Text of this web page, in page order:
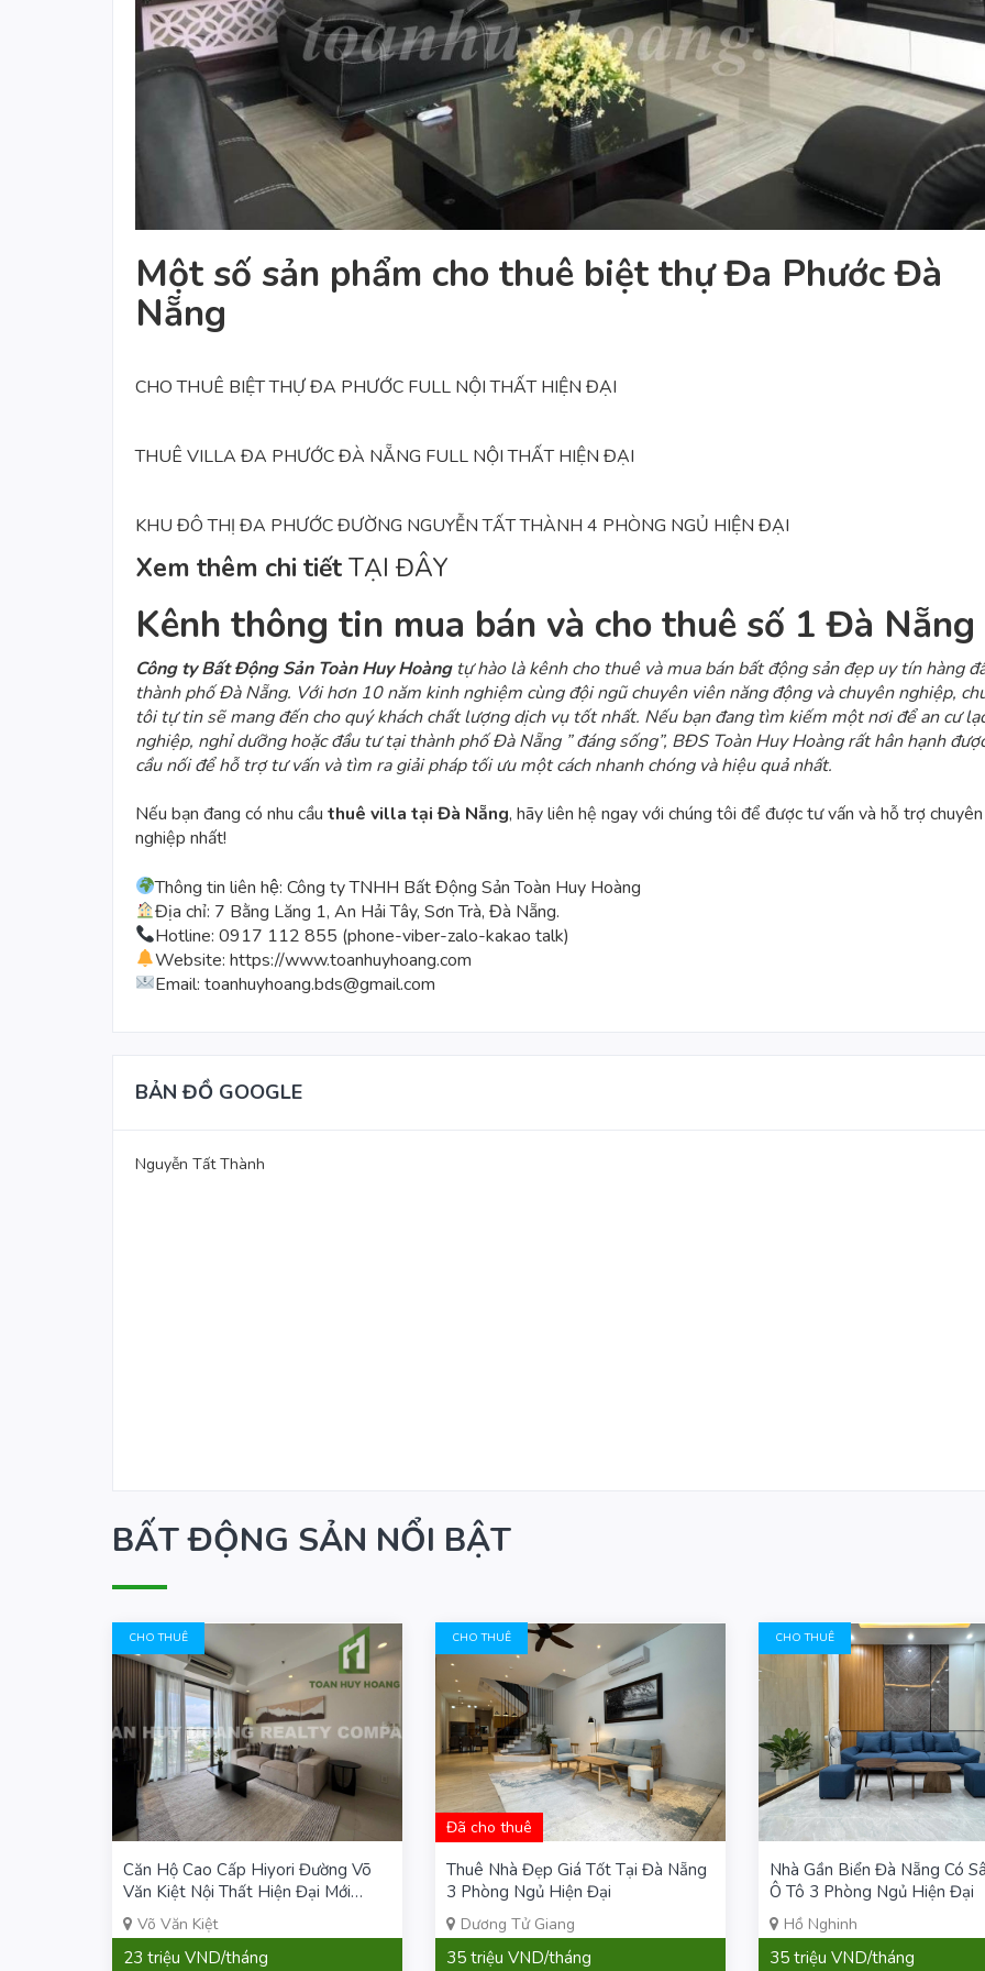
Một số sản phẩm cho thuê biệt thự Đa Phước Đà
Nẵng
CHO THUÊ BIỆT THỰ ĐA PHƯỚC FULL NỘI THẤT HIỆN ĐẠI
THUÊ VILLA ĐA PHƯỚC ĐÀ NẴNG FULL NỘI THẤT HIỆN ĐẠI
KHU ĐÔ THỊ ĐA PHƯỚC ĐƯỜNG NGUYỄN TẤT THÀNH 4 PHÒNG NGỦ HIỆN ĐẠI
Xem thêm chi tiếtTẠI ĐÂY
Kênh thông tin mua bán và cho thuê số 1 Đà Nẵng
Công ty Bất Động Sản Toàn Huy Hoàngtự hào là kênh cho thuê và mua bán bất động sản đẹp uy tín hàng
thành phố Đà Nẵng. Với hơn 10 năm kinh nghiệm cùng đội ngũ chuyên viên năng động và chuyên nghiệp,
tôi tự tin sẽ mang đến cho quý khách chất lượng dịch vụ tốt nhất. Nếu bạn đang tìm kiếm một nơi để an cư
nghiệp, nghỉ dưỡng hoặc đầu tư tại thành phố Đà Nẵng ” đáng sống”, BĐS Toàn Huy Hoàng rất hân hạnh
cầu nối để hỗ trợ tư vấn và tìm ra giải pháp tối ưu một cách nhanh chóng và hiệu quả nhất.
Nếu bạn đang có nhu cầu thuê villa tại Đà Nẵng, hãy liên hệ ngay với chúng tôi để được tư vấn và hỗ trợ chuyên
nghiệp nhất!
Thông tin liên hệ: Công ty TNHH Bất Động Sản Toàn Huy Hoàng
Địa chỉ: 7 Bằng Lăng 1, An Hải Tây, Sơn Trà, Đà Nẵng.
Hotline: 0917 112 855 (phone-viber-zalo-kakao talk)
Website:https://www.toanhuyhoang.com
Email: toanhuyhoang.bds@gmail.com
BẢN ĐỒ GOOGLE
Nguyễn Tất Thành
BẤT ĐỘNG SẢN NỔI BẬT
CHO THUÊ
Căn Hộ Cao Cấp Hiyori Đường Võ
Văn Kiệt Nội Thất Hiện Đại Mới
100%
Võ Văn Kiệt
23 triệu VND/tháng
CHO THUÊ
Đã cho thuê
Thuê Nhà Đẹp Giá Tốt Tại Đà Nẵng
3 Phòng Ngủ Hiện Đại
Dương Tử Giang
35 triệu VND/tháng
CHO THUÊ
Nhà Gần Biển Đà Nẵng Có
Ô Tô 3 Phòng Ngủ Hiện Đại
Hồ Nghinh
35 triệu VND/tháng